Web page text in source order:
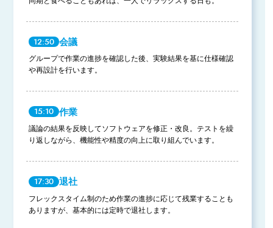
12:50 会議
グループで作業の進捗を確認した後、実験結果を基に仕様確認
や再設計を行います。
15:10 作業
議論の結果を反映してソフトウェアを修正・改良。テストを繰
り返しながら、機能性や精度の向上に取り組んでいます。
17:30 退社
フレックスタイム制のため作業の進捗に応じて残業することも
ありますが、基本的には定時で退社します。